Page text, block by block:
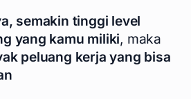
semakin tinggi level
yang kamu miliki, maka
peluang kerja yang bisa